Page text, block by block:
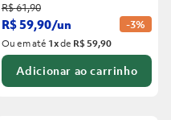
R$61,90
R$59,90/un -3%
Ou em até 1xde R$ 59,90
Adicionar ao carrinho